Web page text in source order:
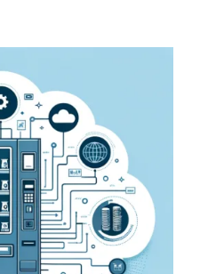
Máquinas de
la Integración con
Estrategias y